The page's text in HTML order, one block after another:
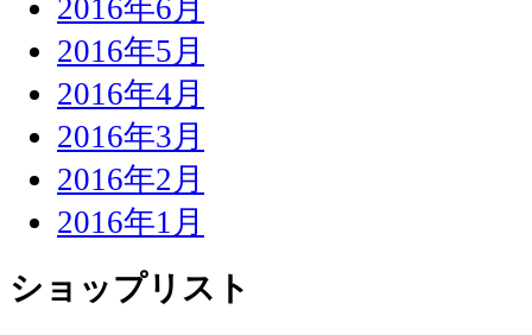
2016年6月
2016年5月
2016年4月
2016年3月
2016年2月
2016年1月
ショップリスト